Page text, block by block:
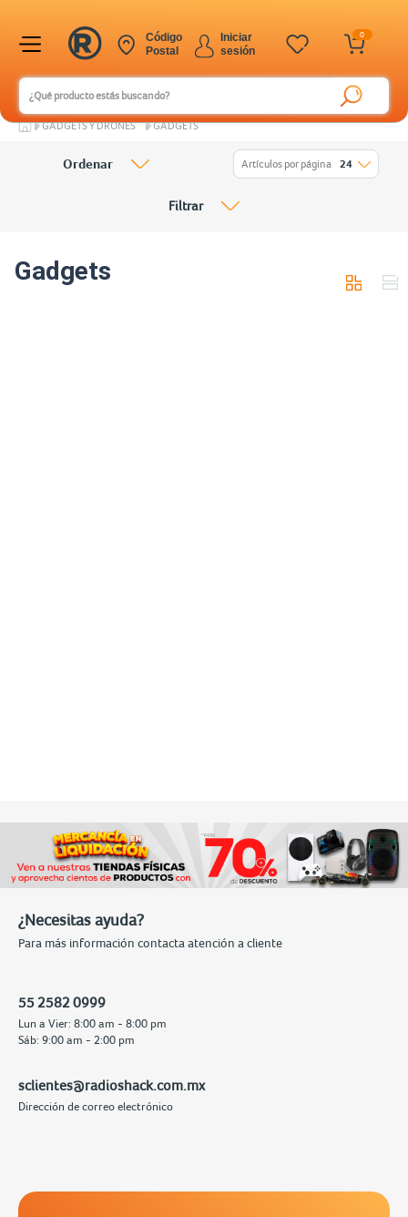
0
Iniciar
sesión
Código
Postal
GADGETS Y DRONES GADGETS
Gadgets
Ordenar Artículos por página 24
Filtrar
¿Necesitas ayuda?
Para más información contacta atención a cliente
55 2582 0999
Lun a Vier: 8:00 am - 8:00 pm
Sáb: 9:00 am - 2:00 pm
sclientes@radioshack.com.mx
Dirección de correo electrónico